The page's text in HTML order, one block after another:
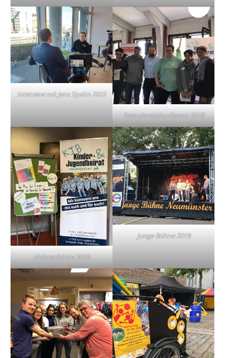
Interview mit Jens Spahn 2022
Demokratiekonferenz 2019
Holstenköste 2019
Junge Bühne 2019